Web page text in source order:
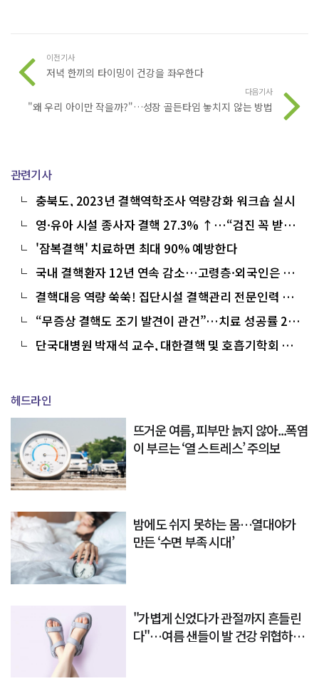
이전기사
저녁 한끼의 타이밍이 건강을 좌우한다
다음기사
"왜 우리 아이만 작을까?"…성장 골든타임 놓치지 않는 방법
관련기사
충북도, 2023년 결핵역학조사 역량강화 워크숍 실시
영·유아 시설 종사자 결핵 27.3% ↑…“검진 꼭 받으
세요”
'잠복결핵' 치료하면 최대 90% 예방한다
국내 결핵환자 12년 연속 감소…고령층·외국인은 늘
어
결핵대응 역량 쑥쑥! 집단시설 결핵관리 전문인력 교
육 개최
“무증상 결핵도 조기 발견이 관건”…치료 성공률 2.4
배 높아
단국대병원 박재석 교수, 대한결핵 및 호흡기학회 회
헤드라인
뜨거운 여름, 피부만 늙지 않아...폭염
이 부르는 ‘열 스트레스’ 주의보
밤에도 쉬지 못하는 몸…열대야가
만든 ‘수면 부족 시대’
"가볍게 신었다가 관절까지 흔들린
다"…여름 샌들이 발 건강 위협하는